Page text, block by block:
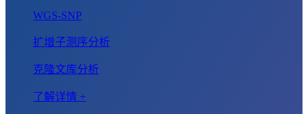
WGS-SNP
扩增子测序分析
克隆文库分析
了解详情 +